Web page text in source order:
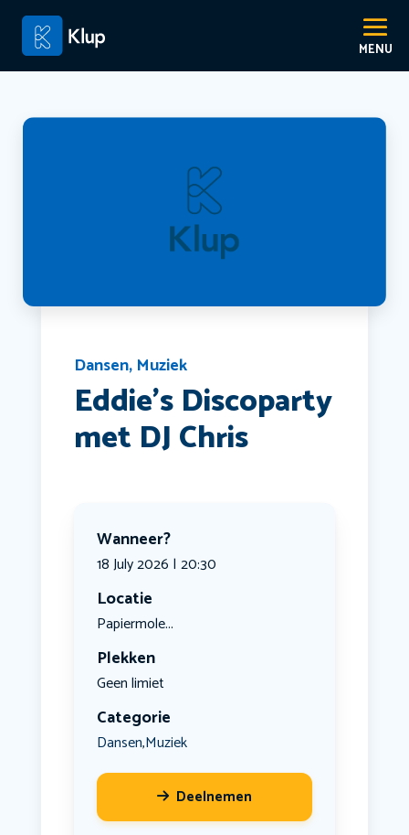
Dansen, Muziek
Eddie’s Discoparty
met DJ Chris
Wanneer?
18 July 2026 | 20:30
Locatie
Papiermole...
Plekken
Geen limiet
Categorie
Dansen,Muziek
Deelnemen